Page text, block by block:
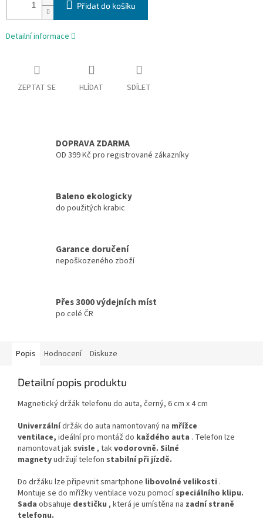
Přidat do košíku
Detailní informace
ZEPTAT SE HLÍDAT SDÍLET
DOPRAVA ZDARMA
OD 399 Kč pro registrované zákazníky
Baleno ekologicky
do použitých krabic
Garance doručení
nepoškozeného zboží
Přes 3000 výdejních míst
po celé ČR
Popis Hodnocení Diskuze
Detailní popis produktu
Magnetický držák telefonu do auta, černý, 6 cm x 4 cm
Univerzálnídržák do auta namontovaný na mřížce
ventilace, ideální pro montáž do každého auta . Telefon lze
namontovat jak svisle , takvodorovně. Silné
magnetyudržují telefon stabilnípři jízdě.
Do držáku lze připevnit smartphone libovolné velikosti .
Montuje se do mřížky ventilace vozu pomocíspeciálního klipu.
Sada obsahuje destičku , která je umístěna na zadní straně
telefonu.